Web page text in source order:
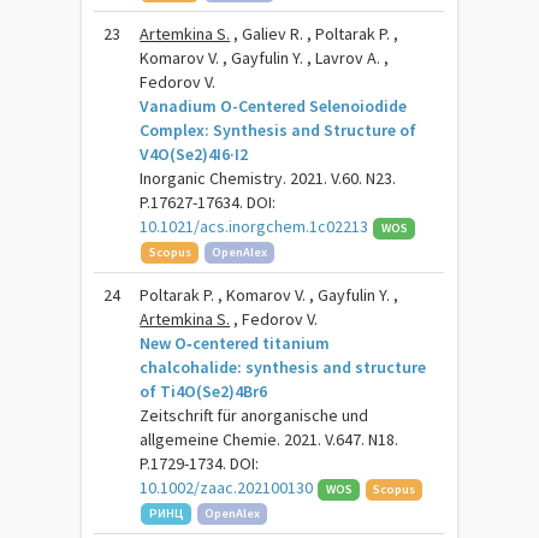
23 Artemkina S. , Galiev R. , Poltarak P. ,
Komarov V. , Gayfulin Y. , Lavrov A. ,
Fedorov V.
Vanadium O-Centered Selenoiodide
Complex: Synthesis and Structure of
V4O(Se2)4I6·I2
Inorganic Chemistry. 2021. V.60. N23.
P.17627-17634. DOI:
10.1021/acs.inorgchem.1c02213
WOS
Scopus
OpenAlex
24
Poltarak P. , Komarov V. , Gayfulin Y. ,
Artemkina S. , Fedorov V.
New O‐centered titanium
chalcohalide: synthesis and structure
of Ti4O(Se2)4Br6
Zeitschrift für anorganische und
allgemeine Chemie. 2021. V.647. N18.
P.1729-1734. DOI:
10.1002/zaac.202100130
WOS
Scopus
РИНЦ
OpenAlex